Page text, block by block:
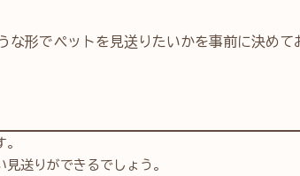
形でペットを見送りたいかを事前に決めて
送りができるでしょう。